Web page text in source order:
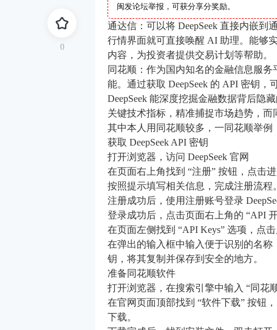
0
闽发论坛举报，可获分享分奖励。
通达信：可以将 DeepSeek 直接内嵌
行情界面就可直接唤醒 AI 助理。能够
内容，为投资者提供交易计划等帮助。
同花顺：作为国内知名的金融信息服
能。通过获取 DeepSeek 的 API 密钥，
DeepSeek 能深度挖掘金融数据背后隐
关键技术指标，精准捕捉市场趋势，而
其中本人用同花顺较多，一同花顺举例
获取 DeepSeek API 密钥
打开浏览器，访问 DeepSeek 官网
在页面右上角找到 “注册” 按钮，点击
按照提示填写相关信息，完成注册流程。
注册成功后，使用注册账号登录
登录成功后，点击页面右上角的 “API
在页面左侧找到 “API Keys” 选项，点
在弹出的输入框中输入便于识别的名称
钥，将其复制并保存到安全的地方。
准备同花顺软件
打开浏览器，在搜索引擎中输入 “同花
在官网页面顶部找到 “软件下载” 按钮
下载。